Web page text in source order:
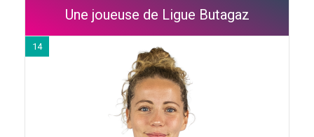
Une joueuse de Ligue Butagaz
14